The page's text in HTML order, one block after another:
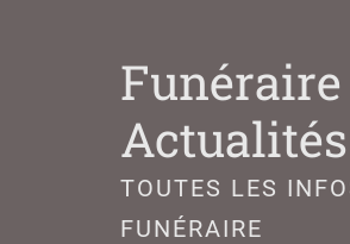
Funéraire
Actualités
TOUTES LES
FUNÉRAIRE